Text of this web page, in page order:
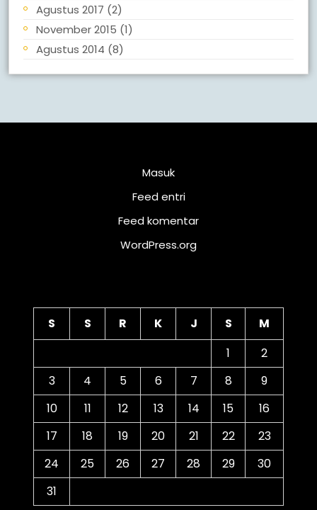
Agustus 2017 (2)
November 2015 (1)
Agustus 2014 (8)
Masuk
Feed entri
Feed komentar
WordPress.org
S S R K J S
M
1
2
3
4 5 6 7 8
9
10
11 12 13 14 15
16
17
18 19 20 21 22
23
24
25 26 27 28 29
30
31